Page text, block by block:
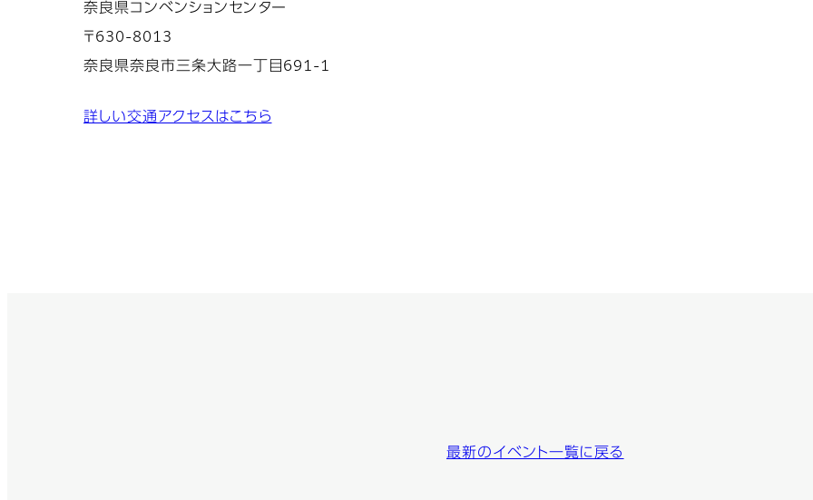
奈良県コンベンションセンター
〒630-8013
奈良県奈良市三条大路一丁目691-1
詳しい交通アクセスはこちら
最新のイベント一覧に戻る